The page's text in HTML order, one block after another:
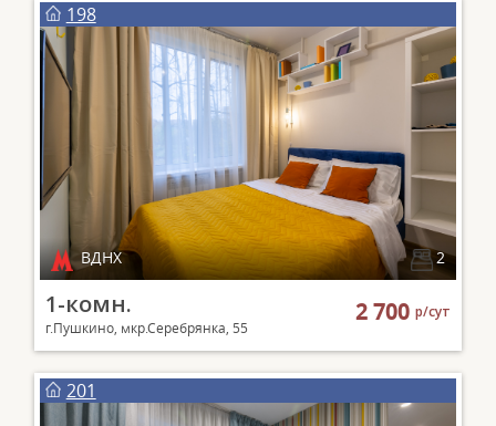
198
ВДНХ 2
1-комн.
г.Пушкино, мкр.Серебрянка, 55
2 700р/сут
201